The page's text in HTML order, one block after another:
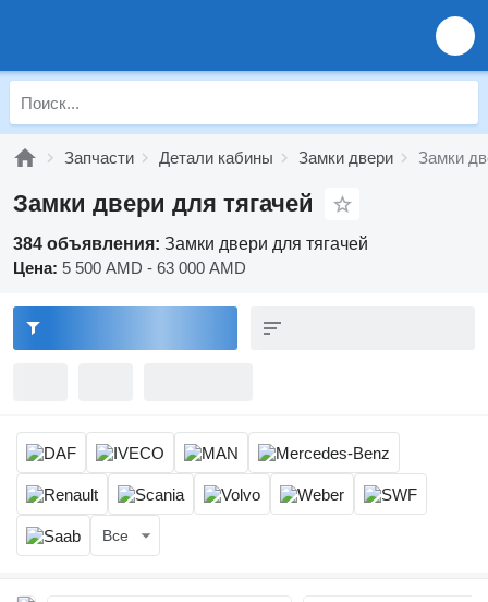
Запчасти Детали кабины Замки двери Замки
Замки двери для тягачей
384 объявления: Замки двери для тягачей
Цена: 5 500 AMD - 63 000 AMD
Все